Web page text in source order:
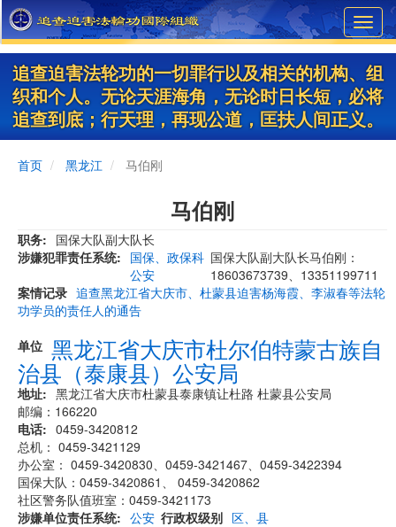
Skip
to
main
content
追查迫害法轮功的一切罪行以及相关的机构、组
织和个人。无论天涯海角，无论时日长短，必将
追查到底；行天理，再现公道，匡扶人间正义。
首页 黑龙江 马伯刚
马伯刚
职务
国保大队副大队长
涉嫌犯罪责任系统
国保、政保科
公安
国保大队副大队长马伯刚：
18603673739、13351199711
案情记录 追查黑龙江省大庆市、杜蒙县迫害杨海霞、李淑春等法轮
功学员的责任人的通告
单位 黑龙江省大庆市杜尔伯特蒙古族自
治县（泰康县）公安局
地址
黑龙江省大庆市杜蒙县泰康镇让杜路 杜蒙县公安局
邮编：166220
电话
0459-3420812
总机： 0459-3421129
办公室： 0459-3420830、0459-3421467、0459-3422394
国保大队：0459-3420861、 0459-3420862
社区警务队值班室：0459-3421173
涉嫌单位责任系统
公安 行政权级别 区、县